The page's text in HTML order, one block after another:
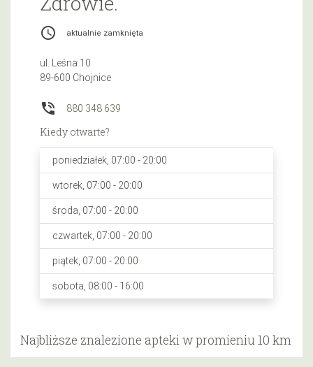
access_time aktualnie zamknięta
ul. Leśna 10
89-600 Chojnice
phone_in_talk 880 348 639
Kiedy otwarte?
poniedziałek, 07:00 - 20:00
wtorek, 07:00 - 20:00
środa, 07:00 - 20:00
czwartek, 07:00 - 20:00
piątek, 07:00 - 20:00
sobota, 08:00 - 16:00
Najbliższe znalezione apteki w promieniu 10 km